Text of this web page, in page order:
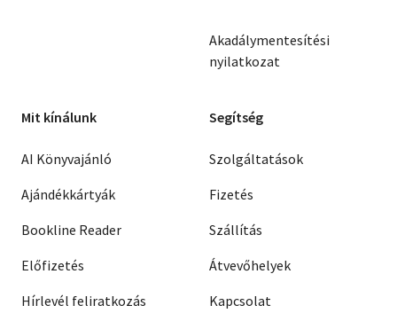
Akadálymentesítési
nyilatkozat
Mit kínálunk
AI Könyvajánló
Ajándékkártyák
Bookline Reader
Előfizetés
Hírlevél feliratkozás
Segítség
Szolgáltatások
Fizetés
Szállítás
Átvevőhelyek
Kapcsolat